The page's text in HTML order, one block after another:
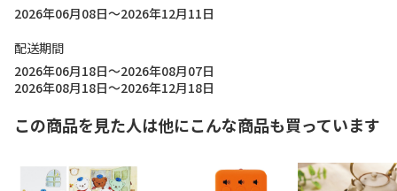
2026年06月08日～2026年12月11日
配送期間
2026年06月18日～2026年08月07日
2026年08月18日～2026年12月18日
この商品を見た人は他にこんな商品も買っています